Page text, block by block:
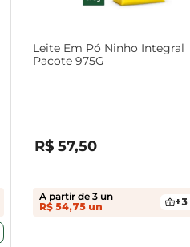
Leite Em Pó Ninho Integral
Pacote 975G
R$ 57,50
A partir de 3un
R$ 54,75un +3